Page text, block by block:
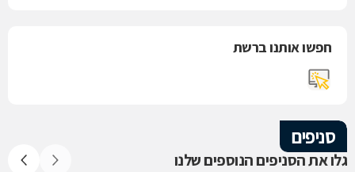
חפשו אותנו ברשת
סניפים
גלו את הסניפים הנוספים שלנו